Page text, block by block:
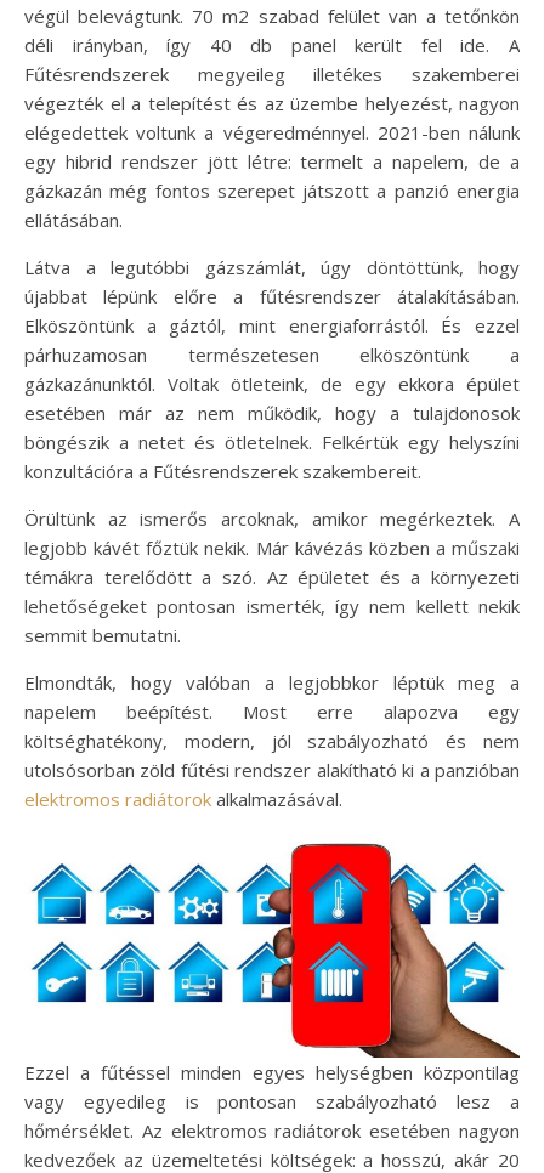
végül belevágtunk. 70 m2 szabad felület van a tetőnkön
déli irányban, így 40 db panel került fel ide. A
Fűtésrendszerek megyeileg illetékes szakemberei
végezték el a telepítést és az üzembe helyezést, nagyon
elégedettek voltunk a végeredménnyel. 2021-ben nálunk
egy hibrid rendszer jött létre: termelt a napelem, de a
gázkazán még fontos szerepet játszott a panzió energia
ellátásában.
Látva a legutóbbi gázszámlát, úgy döntöttünk, hogy
újabbat lépünk előre a fűtésrendszer átalakításában.
Elköszöntünk a gáztól, mint energiaforrástól. És ezzel
párhuzamosan természetesen elköszöntünk a
gázkazánunktól. Voltak ötleteink, de egy ekkora épület
esetében már az nem működik, hogy a tulajdonosok
böngészik a netet és ötletelnek. Felkértük egy helyszíni
konzultációra a Fűtésrendszerek szakembereit.
Örültünk az ismerős arcoknak, amikor megérkeztek. A
legjobb kávét főztük nekik. Már kávézás közben a műszaki
témákra terelődött a szó. Az épületet és a környezeti
lehetőségeket pontosan ismerték, így nem kellett nekik
semmit bemutatni.
Elmondták, hogy valóban a legjobbkor léptük meg a
napelem beépítést. Most erre alapozva egy
költséghatékony, modern, jól szabályozható és nem
utolsósorban zöld fűtési rendszer alakítható ki a panzióban
elektromos radiátorok alkalmazásával.
Ezzel a fűtéssel minden egyes helységben központilag
vagy egyedileg is pontosan szabályozható lesz a
hőmérséklet. Az elektromos radiátorok esetében nagyon
kedvezőek az üzemeltetési költségek: a hosszú, akár 20